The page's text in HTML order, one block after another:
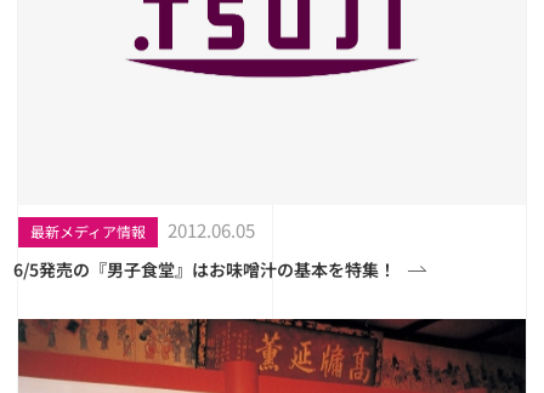
最新メディア情報 2012.06.05
6/5発売の『男子食堂』はお味噌汁の基本を特集！